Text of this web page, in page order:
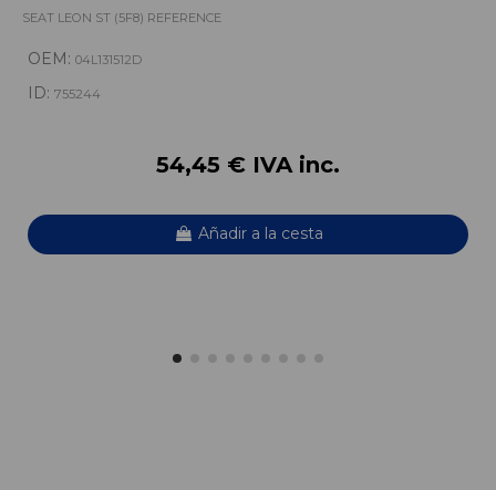
SEAT LEON ST (5F8) REFERENCE
OEM: 04L131512D
ID: 755244
54,45 € IVA inc.
Añadir a la cesta